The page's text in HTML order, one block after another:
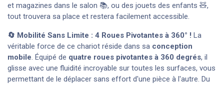
et magazines dans le salon 📚, ou des jouets des enfants 🧸,
tout trouvera sa place et restera facilement accessible.
🔄 Mobilité Sans Limite : 4 Roues Pivotantes à 360° ! La
véritable force de ce chariot réside dans sa conception
mobile. Équipé de quatre roues pivotantes à 360 degrés, il
glisse avec une fluidité incroyable sur toutes les surfaces, vous
permettant de le déplacer sans effort d'une pièce à l'autre. Du